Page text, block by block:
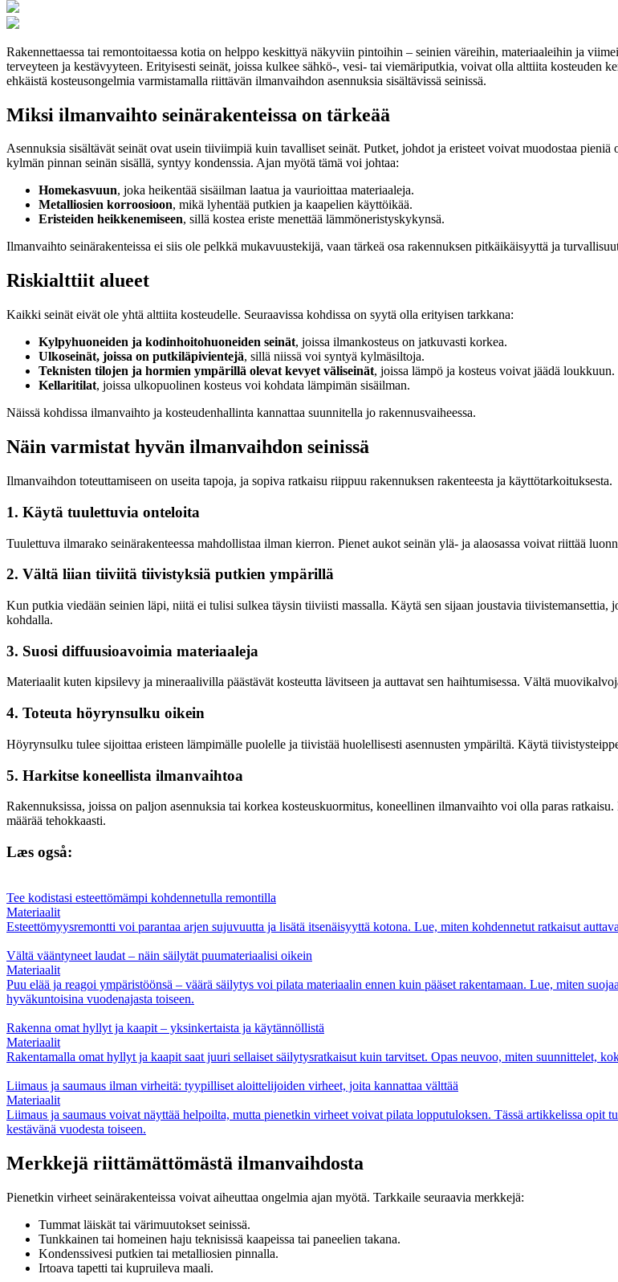
Rakennettaessa tai remontoitaessa kotia on helppo keskittyä näkyviin pintoihin – seinien väreihin, materiaaleihin ja
terveyteen ja kestävyyteen. Erityisesti seinät, joissa kulkee sähkö-, vesi- tai viemäriputkia, voivat olla alttiita
ehkäistä kosteusongelmia varmistamalla riittävän ilmanvaihdon asennuksia sisältävissä seinissä.
Miksi ilmanvaihto seinärakenteissa on tärkeää
Asennuksia sisältävät seinät ovat usein tiiviimpiä kuin tavalliset seinät. Putket, johdot ja eristeet voivat muodostaa
kylmän pinnan seinän sisällä, syntyy kondenssia. Ajan myötä tämä voi johtaa:
Homekasvuun, joka heikentää sisäilman laatua ja vaurioittaa materiaaleja.
Metalliosien korroosioon, mikä lyhentää putkien ja kaapelien käyttöikää.
Eristeiden heikkenemiseen, sillä kostea eriste menettää lämmöneristyskykynsä.
Ilmanvaihto seinärakenteissa ei siis ole pelkkä mukavuustekijä, vaan tärkeä osa rakennuksen pitkäikäisyyttä ja
Riskialttiit alueet
Kaikki seinät eivät ole yhtä alttiita kosteudelle. Seuraavissa kohdissa on syytä olla erityisen tarkkana:
Kylpyhuoneiden ja kodinhoitohuoneiden seinät, joissa ilmankosteus on jatkuvasti korkea.
Ulkoseinät, joissa on putkiläpivientejä, sillä niissä voi syntyä kylmäsiltoja.
Teknisten tilojen ja hormien ympärillä olevat kevyet väliseinät, joissa lämpö ja kosteus voivat jäädä loukkuun.
Kellaritilat, joissa ulkopuolinen kosteus voi kohdata lämpimän sisäilman.
Näissä kohdissa ilmanvaihto ja kosteudenhallinta kannattaa suunnitella jo rakennusvaiheessa.
Näin varmistat hyvän ilmanvaihdon seinissä
Ilmanvaihdon toteuttamiseen on useita tapoja, ja sopiva ratkaisu riippuu rakennuksen rakenteesta ja käyttötarkoituksesta.
1. Käytä tuulettuvia onteloita
Tuulettuva ilmarako seinärakenteessa mahdollistaa ilman kierron. Pienet aukot seinän ylä- ja alaosassa voivat riittää
2. Vältä liian tiiviitä tiivistyksiä putkien ympärillä
Kun putkia viedään seinien läpi, niitä ei tulisi sulkea täysin tiiviisti massalla. Käytä sen sijaan joustavia
kohdalla.
3. Suosi diffuusioavoimia materiaaleja
Materiaalit kuten kipsilevy ja mineraalivilla päästävät kosteutta lävitseen ja auttavat sen haihtumisessa. Vältä
4. Toteuta höyrynsulku oikein
Höyrynsulku tulee sijoittaa eristeen lämpimälle puolelle ja tiivistää huolellisesti asennusten ympäriltä. Käytä
5. Harkitse koneellista ilmanvaihtoa
Rakennuksissa, joissa on paljon asennuksia tai korkea kosteuskuormitus, koneellinen ilmanvaihto voi olla paras
määrää tehokkaasti.
Læs også:
Tee kodistasi esteettömämpi kohdennetulla remontilla
Materiaalit
Esteettömyysremontti voi parantaa arjen sujuvuutta ja lisätä itsenäisyyttä kotona. Lue, miten kohdennetut ratkaisut
Vältä vääntyneet laudat – näin säilytät puumateriaalisi oikein
Materiaalit
Puu elää ja reagoi ympäristöönsä – väärä säilytys voi pilata materiaalin ennen kuin pääset rakentamaan. Lue, miten
hyväkuntoisina vuodenajasta toiseen.
Rakenna omat hyllyt ja kaapit – yksinkertaista ja käytännöllistä
Materiaalit
Rakentamalla omat hyllyt ja kaapit saat juuri sellaiset säilytysratkaisut kuin tarvitset. Opas neuvoo, miten suunnittelet,
Liimaus ja saumaus ilman virheitä: tyypilliset aloittelijoiden virheet, joita kannattaa välttää
Materiaalit
Liimaus ja saumaus voivat näyttää helpoilta, mutta pienetkin virheet voivat pilata lopputuloksen. Tässä artikkelissa
kestävänä vuodesta toiseen.
Merkkejä riittämättömästä ilmanvaihdosta
Pienetkin virheet seinärakenteissa voivat aiheuttaa ongelmia ajan myötä. Tarkkaile seuraavia merkkejä:
Tummat läiskät tai värimuutokset seinissä.
Tunkkainen tai homeinen haju teknisissä kaapeissa tai paneelien takana.
Kondenssivesi putkien tai metalliosien pinnalla.
Irtoava tapetti tai kupruileva maali.